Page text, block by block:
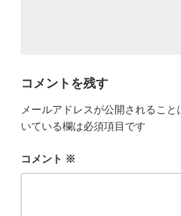
コメントを残す
メールアドレスが公開されること
いている欄は必須項目です
コメント ※